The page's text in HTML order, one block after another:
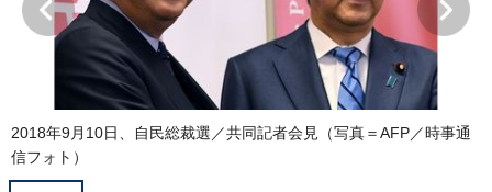
2018年9月10日、自民総裁選／共同記者会見（写真＝AFP／時事通
信フォト）